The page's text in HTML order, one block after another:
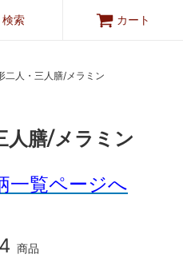
検索 カート
二人・三人膳/メラミン
人膳/メラミン
一覧ページへ
商品